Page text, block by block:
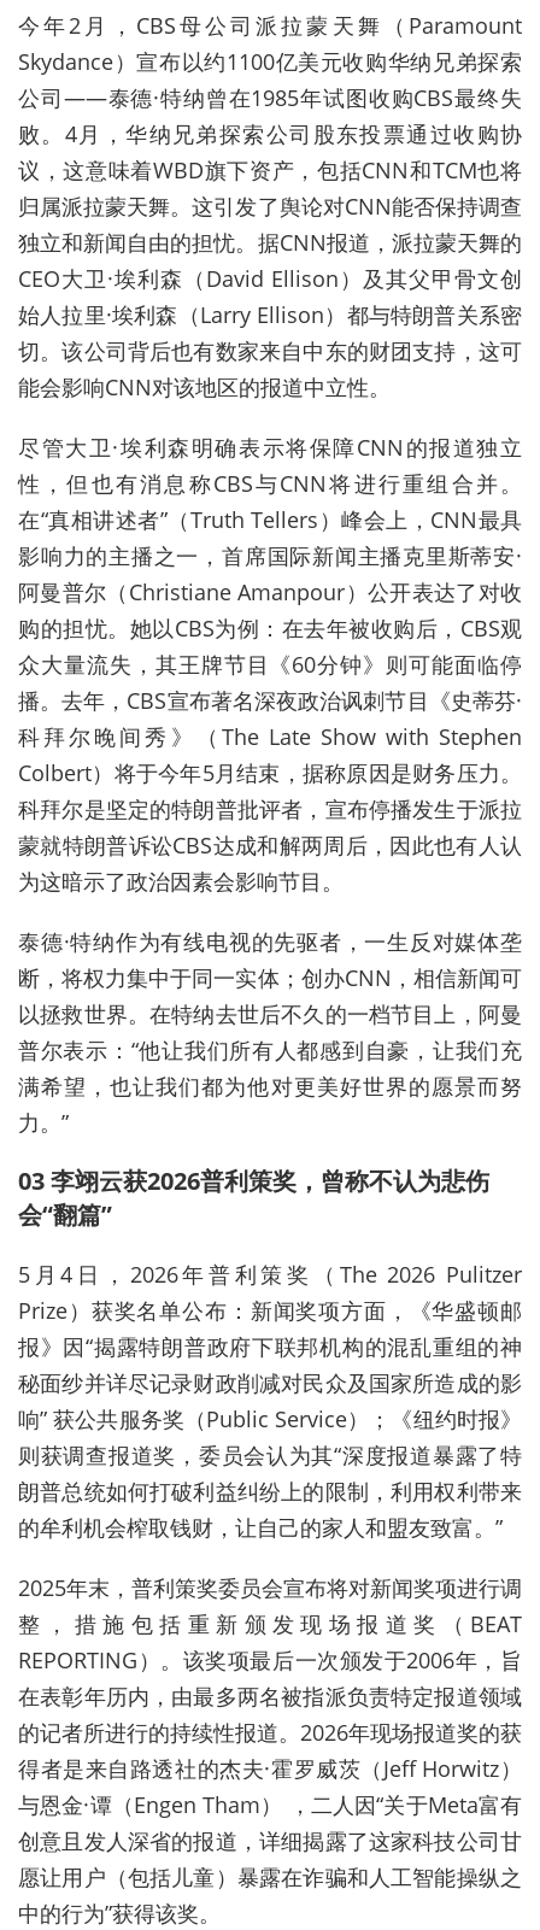
今年2月，CBS母公司派拉蒙天舞（Paramount
Skydance）宣布以约1100亿美元收购华纳兄弟探索
公司——泰德·特纳曾在1985年试图收购CBS最终失
败。4月，华纳兄弟探索公司股东投票通过收购协
议，这意味着WBD旗下资产，包括CNN和TCM也将
归属派拉蒙天舞。这引发了舆论对CNN能否保持调查
独立和新闻自由的担忧。据CNN报道，派拉蒙天舞的
CEO大卫·埃利森（David Ellison）及其父甲骨文创
始人拉里·埃利森（Larry Ellison）都与特朗普关系密
切。该公司背后也有数家来自中东的财团支持，这可
能会影响CNN对该地区的报道中立性。
尽管大卫·埃利森明确表示将保障CNN的报道独立
性，但也有消息称CBS与CNN将进行重组合并。
在“真相讲述者”（Truth Tellers）峰会上，CNN最具
影响力的主播之一，首席国际新闻主播克里斯蒂安·
阿曼普尔（Christiane Amanpour）公开表达了对收
购的担忧。她以CBS为例：在去年被收购后，CBS观
众大量流失，其王牌节目《60分钟》则可能面临停
播。去年，CBS宣布著名深夜政治讽刺节目《史蒂芬·
科拜尔晚间秀》（The Late Show with Stephen
Colbert）将于今年5月结束，据称原因是财务压力。
科拜尔是坚定的特朗普批评者，宣布停播发生于派拉
蒙就特朗普诉讼CBS达成和解两周后，因此也有人认
为这暗示了政治因素会影响节目。
泰德·特纳作为有线电视的先驱者，一生反对媒体垄
断，将权力集中于同一实体；创办CNN，相信新闻可
以拯救世界。在特纳去世后不久的一档节目上，阿曼
普尔表示：“他让我们所有人都感到自豪，让我们充
满希望，也让我们都为他对更美好世界的愿景而努
力。”
03 李翊云获2026普利策奖，曾称不认为悲伤
会“翻篇”
5月4日，2026年普利策奖（The 2026 Pulitzer
Prize）获奖名单公布：新闻奖项方面，《华盛顿邮
报》因“揭露特朗普政府下联邦机构的混乱重组的神
秘面纱并详尽记录财政削减对民众及国家所造成的影
响” 获公共服务奖（Public Service）；《纽约时报》
则获调查报道奖，委员会认为其“深度报道暴露了特
朗普总统如何打破利益纠纷上的限制，利用权利带来
的牟利机会榨取钱财，让自己的家人和盟友致富。”
2025年末，普利策奖委员会宣布将对新闻奖项进行调
整，措施包括重新颁发现场报道奖（BEAT
REPORTING）。该奖项最后一次颁发于2006年，旨
在表彰年历内，由最多两名被指派负责特定报道领域
的记者所进行的持续性报道。2026年现场报道奖的获
得者是来自路透社的杰夫·霍罗威茨（Jeff Horwitz）
与恩金·谭（Engen Tham） ，二人因“关于Meta富有
创意且发人深省的报道，详细揭露了这家科技公司甘
愿让用户（包括儿童）暴露在诈骗和人工智能操纵之
中的行为”获得该奖。